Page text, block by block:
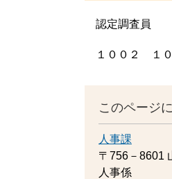
認定調査員
１００２ １０
このページ
人事課
〒756－8601
人事係